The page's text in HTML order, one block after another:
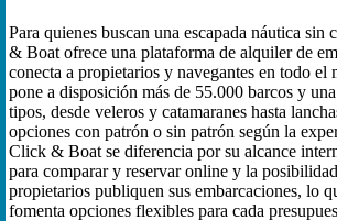
Para quienes buscan una escapada náutica
& Boat ofrece una plataforma de alquiler de
conecta a propietarios y navegantes en todo
pone a disposición más de 55.000 barcos y
tipos, desde veleros y catamaranes hasta
opciones con patrón o sin patrón según la
Click & Boat se diferencia por su alcance
para comparar y reservar online y la
propietarios publiquen sus embarcaciones, lo
fomenta opciones flexibles para cada